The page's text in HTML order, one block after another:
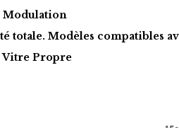
Modulation
totale. Modèles compatibles
Vitre Propre